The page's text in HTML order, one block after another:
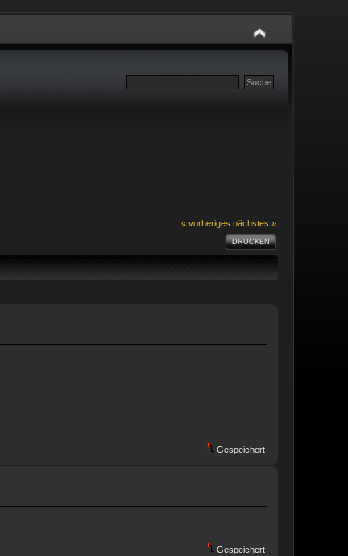
« vorheriges nächstes »
DRUCKEN
Gespeichert
Gespeichert